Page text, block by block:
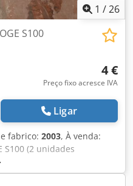
1 /26
S100
4 €
Preço fixo acresce IVA
Ligar
fabrico: 2003, À venda:
S100 (2 unidades
2003 Horas totais de
motor principal: 75 kW